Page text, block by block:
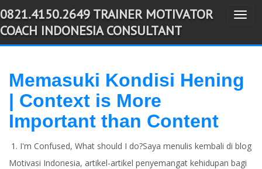
-->
T
g
l
v
0821.4150.2649 TRAINER MOTIVATOR
COACH INDONESIA CONSULTANT
Memasuki Kondisi Hening
| Context is More
Important than Content
1. I'm Confused, What should I do?Saya menulis kembali di blog
Motivasi Indonesia, artikel-artikel penyemangat kehidupan bagi